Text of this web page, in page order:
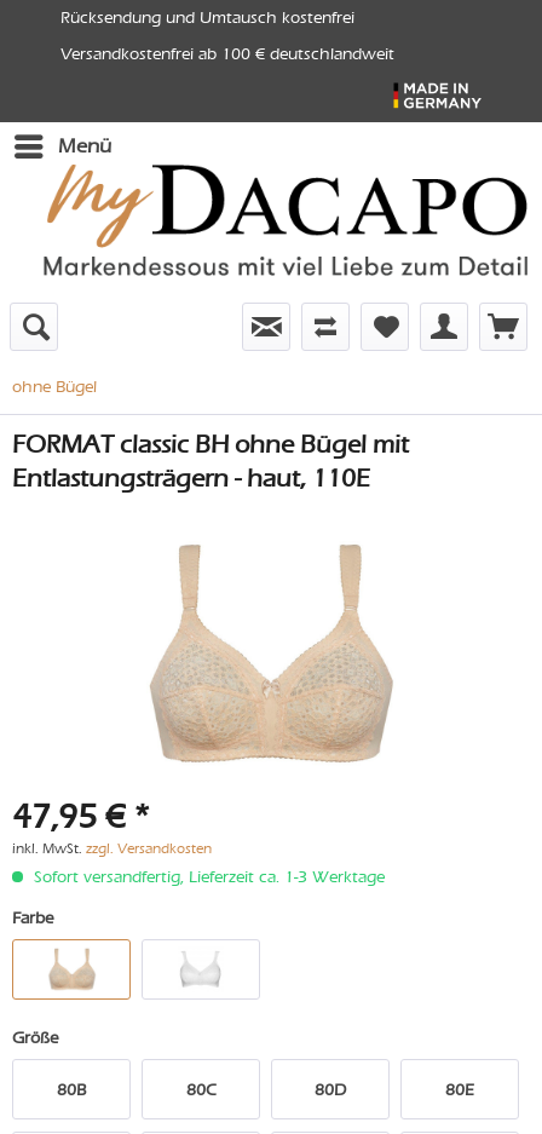
Rücksendung und Umtausch kostenfrei
Versandkostenfrei ab 100 € deutschlandweit
Menü
ohne Bügel
FORMAT classic BH ohne Bügel mit
Entlastungsträgern - haut, 110E
47,95 € *
inkl. MwSt. zzgl. Versandkosten
Sofort versandfertig, Lieferzeit ca. 1-3 Werktage
Farbe
Größe
80B 80C 80D 80E